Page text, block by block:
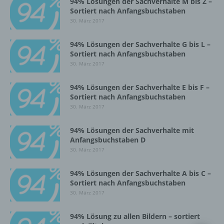
Sortiert nach Anfangsbuchstaben
30. März 2017
94% Lösungen der Sachverhalte G bis L –
Sortiert nach Anfangsbuchstaben
30. März 2017
94% Lösungen der Sachverhalte E bis F –
Sortiert nach Anfangsbuchstaben
30. März 2017
94% Lösungen der Sachverhalte mit
Anfangsbuchstaben D
30. März 2017
94% Lösungen der Sachverhalte A bis C –
Sortiert nach Anfangsbuchstaben
30. März 2017
94% Lösung zu allen Bildern – sortiert
Einschränkung der Verarbeitung ist die
Markierung gespeicherter
personenbezogener Daten mit dem Ziel, ihre
künftige Verarbeitung einzuschränken.
Profiling ist jede Art der automatisierten
Verarbeitung personenbezogener Daten, die
personenbezogenen Daten verwendet
werden, um bestimmte persönliche Aspekte,
die sich auf eine natürliche Person beziehen,
zu bewerten, insbesondere, um Aspekte
bezüglich Arbeitsleistung, wirtschaftlicher
Lage, Gesundheit, persönlicher Vorlieben,
Interessen, Zuverlässigkeit, Verhalten,
Aufenthaltsort oder Ortswechsel dieser
vorherzusagen.